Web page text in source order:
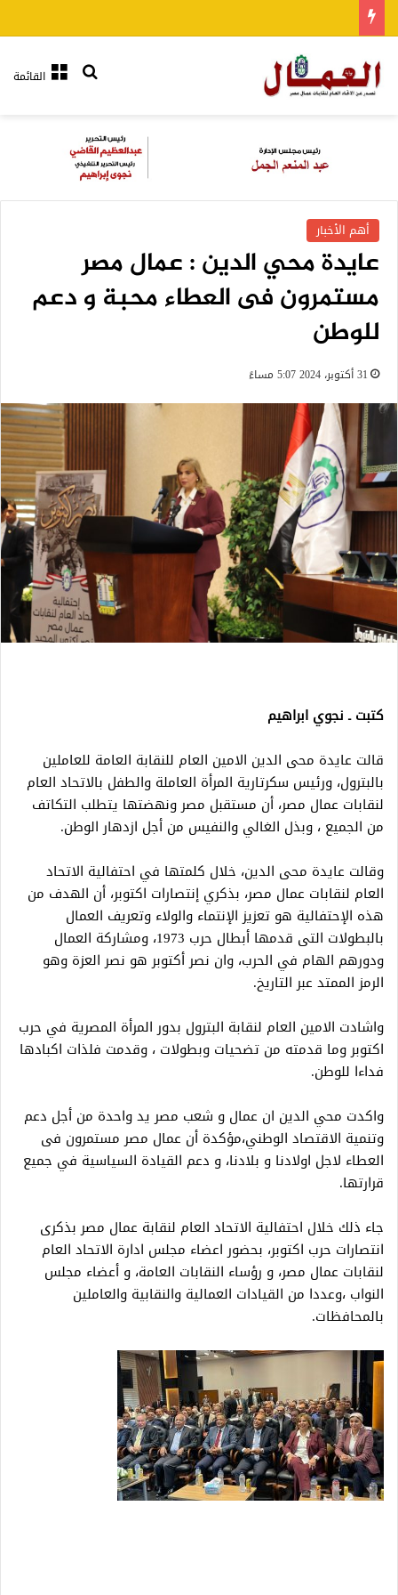
القائمةبحث عن
أهم الأخبار
عايدة محي الدين : عمال مصر
مستمرون فى العطاء محبة و دعم
للوطن
31 أكتوبر، 2024 5:07 مساءً
كتبت ـ نجوي ابراهيم
قالت عايدة محى الدين الامين العام للنقابة العامة للعاملين
بالبترول، ورئيس سكرتارية المرأة العاملة والطفل بالاتحاد العام
لنقابات عمال مصر، أن مستقبل مصر ونهضتها يتطلب التكاتف
من الجميع ، وبذل الغالي والنفيس من أجل ازدهار الوطن.
وقالت عايدة محى الدين، خلال كلمتها في احتفالية الاتحاد
العام لنقابات عمال مصر، بذكري إنتصارات اكتوبر، أن الهدف من
هذه الإحتفالية هو تعزيز الإنتماء والولاء وتعريف العمال
بالبطولات التى قدمها أبطال حرب 1973، ومشاركة العمال
ودورهم الهام في الحرب، وان نصر أكتوبر هو نصر العزة وهو
الرمز الممتد عبر التاريخ.
واشادت الامين العام لنقابة البترول بدور المرأة المصرية في حرب
اكتوبر وما قدمته من تضحيات وبطولات ، وقدمت فلذات اكبادها
فداءا للوطن.
واكدت محي الدين ان عمال و شعب مصر يد واحدة من أجل دعم
وتنمية الاقتصاد الوطني،مؤكدة أن عمال مصر مستمرون فى
العطاء لاجل اولادنا و بلادنا، و دعم القيادة السياسية في جميع
قرارتها.
جاء ذلك خلال احتفالية الاتحاد العام لنقابة عمال مصر بذكرى
انتصارات حرب اكتوبر، بحضور اعضاء مجلس ادارة الاتحاد العام
لنقابات عمال مصر، و رؤساء النقابات العامة، و أعضاء مجلس
النواب ،وعددا من القيادات العمالية والنقابية والعاملين
بالمحافظات.